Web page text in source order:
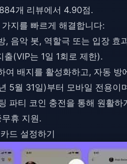
개 리뷰에서 4.90점.
지를 빠르게 해결합니다:
, 음악 봇, 역할극 또는 입장 효
(VIP는 1일 1회로 제한).
여 배지를 활성화하고, 자동 방
5월 31일)부터 모바일 전용이
파티 코인 충전을 통해 원활
휴 지원.
드 설정하기